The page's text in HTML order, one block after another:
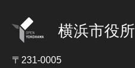
横浜市役所
〒231-0005